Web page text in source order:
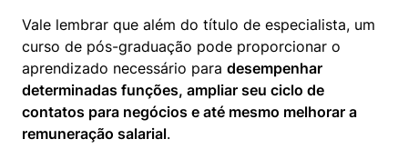
Vale lembrar que além do título de especialista, um
curso de pós-graduação pode proporcionar o
aprendizado necessário para desempenhar
determinadas funções, ampliar seu ciclo de
contatos para negócios e até mesmo melhorar a
remuneração salarial.